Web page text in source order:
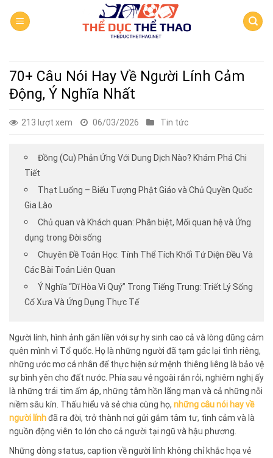
70+ Câu Nói Hay Về Người Lính Cảm
Động, Ý Nghĩa Nhất
213 lượt xem 06/03/2026 Tin tức
Đồng (Cu) Phản Ứng Với Dung Dịch Nào? Khám Phá Chi
Tiết
Thạt Luổng – Biểu Tượng Phật Giáo và Chủ Quyền Quốc
Gia Lào
Chủ quan và Khách quan: Phân biệt, Mối quan hệ và Ứng
dụng trong Đời sống
Chuyên Đề Toán Học: Tính Thể Tích Khối Tứ Diện Đều Và
Các Bài Toán Liên Quan
Ý Nghĩa “Dĩ Hòa Vi Quý” Trong Tiếng Trung: Triết Lý Sống
Cổ Xưa Và Ứng Dụng Thực Tế
Người lính, hình ảnh gắn liền với sự hy sinh cao cả và lòng dũng cảm
quên mình vì Tổ quốc. Họ là những người đã tạm gác lại tình riêng,
những ước mơ cá nhân để thực hiện sứ mệnh thiêng liêng là bảo vệ
sự bình yên cho đất nước. Phía sau vẻ ngoài rắn rỏi, nghiêm nghị ấy
là những trái tim ấm áp, những tâm hồn lãng mạn và cả những nỗi
niềm sâu kín. Thấu hiểu và sẻ chia cùng họ, những câu nói hay về
người línhđã ra đời, trở thành nơi gửi gắm tâm tư, tình cảm và là
nguồn động viên to lớn cho cả người tại ngũ và hậu phương.
Những dòng status, caption về người lính không chỉ khắc họa vẻ